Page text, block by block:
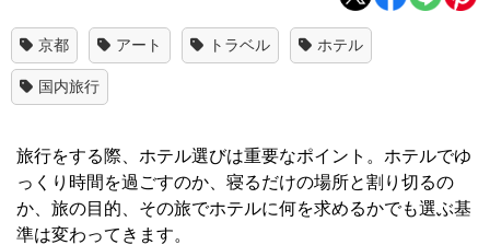
京都 アート トラベル ホテル
国内旅行
旅行をする際、ホテル選びは重要なポイント。ホテルでゆ
っくり時間を過ごすのか、寝るだけの場所と割り切るの
か、旅の目的、その旅でホテルに何を求めるかでも選ぶ基
準は変わってきます。